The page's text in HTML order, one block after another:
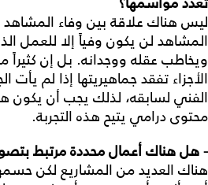
ليس هناك علاقة بين وفاء
المشاهد لن يكون وفياً إلا للعمل
ويخاطب عقله ووجدانه. بل إن
الأجزاء تفقد جماهيريتها إذا لم يأت
الفني لسابقه، لذلك يجب أن يكون
محتوى درامي يتيح هذه التجربة.
- هلهناكأعمالمحددةمرتبط
هناك العديد من المشاريع لكن